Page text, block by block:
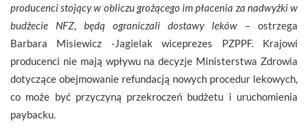
producenci stojący w obliczu grożącego im płacenia za nadwyżki w
budżecie NFZ, będą ograniczali dostawy leków – ostrzega
Barbara Misiewicz -Jagielak wiceprezes PZPPF. Krajowi
producenci nie mają wpływu na decyzje Ministerstwa Zdrowia
dotyczące obejmowanie refundacją nowych procedur lekowych,
co może być przyczyną przekroczeń budżetu i uruchomienia
paybacku.